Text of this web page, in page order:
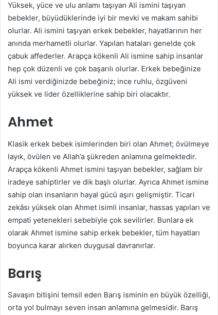
Yüksek, yüce ve ulu anlamı taşıyan Ali ismini taşıyan
bebekler, büyüdüklerinde iyi bir mevki ve makam sahibi
olurlar. Ali ismini taşıyan erkek bebekler, hayatlarının her
anında merhametli olurlar. Yapılan hataları genelde çok
çabuk affederler. Arapça kökenli Ali ismine sahip insanlar
hep çok düzenli ve çok başarılı olurlar. Erkek bebeğinize
Ali ismi verdiğinizde bebeğiniz; ince ruhlu, özgüveni
yüksek ve lider özelliklerine sahip biri olacaktır.
Ahmet
Klasik erkek bebek isimlerinden biri olan Ahmet; övülmeye
layık, övülen ve Allah’a şükreden anlamına gelmektedir.
Arapça kökenli Ahmet ismini taşıyan bebekler, sağlam bir
iradeye sahiptirler ve dik başlı olurlar. Ayrıca Ahmet ismine
sahip olan insanların hayal gücü aşırı gelişmiştir. Ticari
zekâsı yüksek olan Ahmet isimli insanlar, hassas yapıları ve
empati yetenekleri sebebiyle çok sevilirler. Bunlara ek
olarak Ahmet ismine sahip erkek bebekler, tüm hayatları
boyunca karar alırken duygusal davranırlar.
Barış
Savaşın bitişini temsil eden Barış isminin en büyük özelliği,
orta yol bulmayı seven insan anlamına gelmesidir. Barış